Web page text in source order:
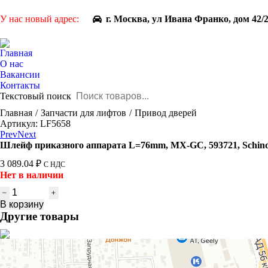
У нас новый адрес: г. Москва, ул Ивана Франко, дом 42/2
Главная
О нас
Вакансии
Контакты
Текстовый поиск
You are here:
Главная Запчасти для лифтов
Привод дверей
Артикул: LF5658
PrevNext
Шлейф приказного аппарата L=76mm, MX-GC, 593721,
3 089.04 ₽ С НДС
Нет в наличии
Количество
товара
Шлейф
приказного
аппарата
L=76mm,
В корзину
Другие товары